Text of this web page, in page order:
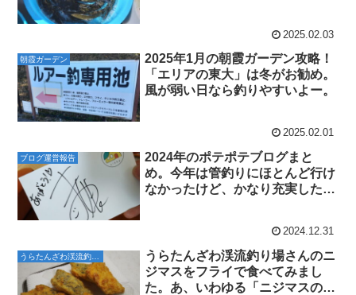
2025.02.03
朝霞ガーデン
2025年1月の朝霞ガーデン攻略！
「エリアの東大」は冬がお勧め。
風が弱い日なら釣りやすいよー。
2025.02.01
ブログ運営報告
2024年のポテポテブログまと
め。今年は管釣りにほとんど行け
なかったけど、かなり充実した1
2024.12.31
うらたんざわ渓流釣り場さんのニ
ジマスをフライで食べてみまし
た。あ、いわゆる「ニジマスの風